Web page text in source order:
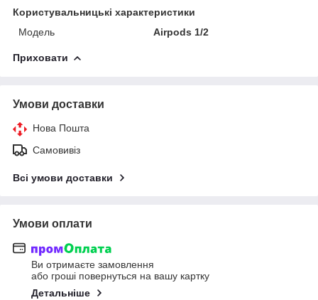
Користувальницькі характеристики
Мoдель
Airpods 1/2
Приховати
Умови доставки
Нова Пошта
Самовивіз
Всі умови доставки
Умови оплати
Ви отримаєте замовлення
або гроші повернуться на вашу картку
Детальніше